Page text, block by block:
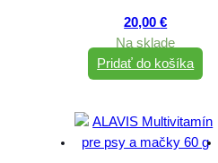
20,00€
Na sklade
Pridať do košíka